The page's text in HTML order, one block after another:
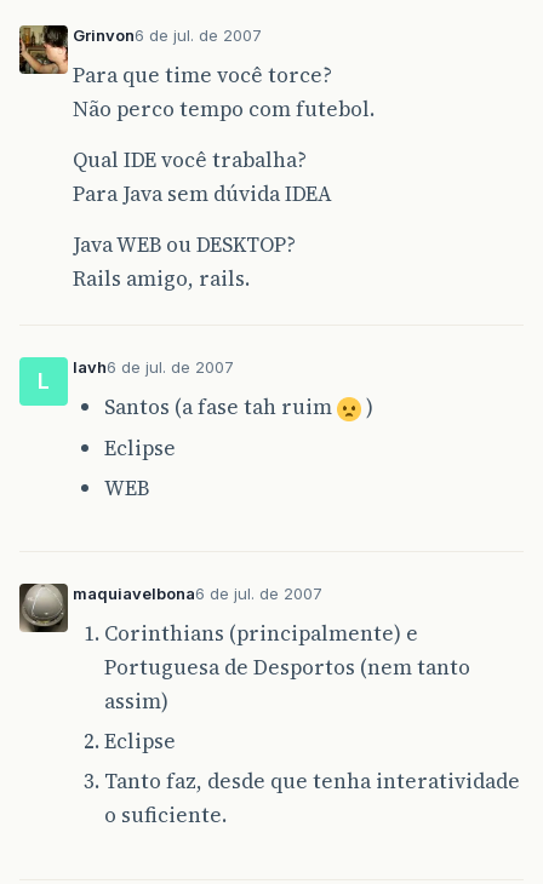
Grinvon6 de jul. de 2007
Para que time você torce?
Não perco tempo com futebol.
Qual IDE você trabalha?
Para Java sem dúvida IDEA
Java WEB ou DESKTOP?
Rails amigo, rails.
L
lavh6 de jul. de 2007
Santos (a fase tah ruim
)
Eclipse
WEB
maquiavelbona6 de jul. de 2007
Corinthians (principalmente) e
Portuguesa de Desportos (nem tanto
assim)
Eclipse
Tanto faz, desde que tenha interatividade
o suficiente.